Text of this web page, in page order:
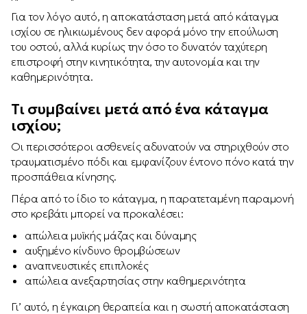
Για τον λόγο αυτό, η αποκατάσταση μετά από κάταγμα
ισχίου σε ηλικιωμένους δεν αφορά μόνο την επούλωση
του οστού, αλλά κυρίως την όσο το δυνατόν ταχύτερη
επιστροφή στην κινητικότητα, την αυτονομία και την
καθημερινότητα.
Τι συμβαίνει μετά από ένα κάταγμα
ισχίου;
Οι περισσότεροι ασθενείς αδυνατούν να στηριχθούν στο
τραυματισμένο πόδι και εμφανίζουν έντονο πόνο κατά την
προσπάθεια κίνησης.
Πέρα από το ίδιο το κάταγμα, η παρατεταμένη παραμονή
στο κρεβάτι μπορεί να προκαλέσει:
απώλεια μυϊκής μάζας και δύναμης
αυξημένο κίνδυνο θρομβώσεων
αναπνευστικές επιπλοκές
απώλεια ανεξαρτησίας στην καθημερινότητα
Γι’ αυτό, η έγκαιρη θεραπεία και η σωστή αποκατάσταση